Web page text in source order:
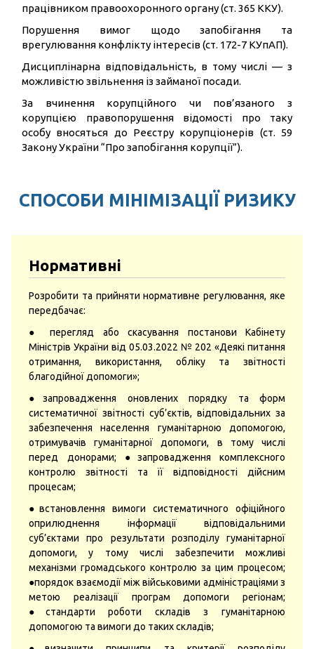
працівником правоохоронного органу (ст. 365 ККУ).
Порушення вимог щодо запобігання та
врегулювання конфлікту інтересів (ст. 172-7 КУпАП).
Дисциплінарна відповідальність, в тому числі — з
можливістю звільнення із займаної посади.
За вчинення корупційного чи пов’язаного з
корупцією правопорушення відомості про таку
особу вносяться до Реєстру корупціонерів (ст. 59
Закону України “Про запобігання корупції”).
СПОСОБИ МІНІМІЗАЦІЇ РИЗИКУ
Нормативні
Розробити та прийняти нормативне регулювання, яке
передбачає:
● перегляд або скасування постанови Кабінету
Міністрів України від 05.03.2022 № 202 «Деякі питання
отримання, використання, обліку та звітності
благодійної допомоги»;
●запровадження оновлених порядку та форм
систематичної звітності суб’єктів, відповідальних за
забезпечення населення гуманітарною допомогою,
отримувачів гуманітарної допомоги, в тому числі
перед донорами; ●запровадження комплексного
контролю звітності та її відповідності дійсним
процесам;
●встановлення вимоги систематичного офіційного
оприлюднення інформації відповідальними
суб’єктами про результати розподілу гуманітарної
допомоги, у тому числі забезпечити можливі
механізми громадського контролю за цим процесом;
●порядок взаємодії між військовими адміністраціями з
метою реалізації програм допомоги регіонам;
●стандарти роботи складів з гуманітарною
допомогою та вимоги до таких складів;